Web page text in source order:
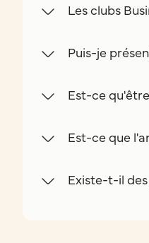
Les clubs
Puis-je
Est-ce
Est-ce que
Existe-t-il